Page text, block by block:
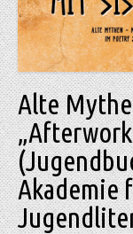
Alte
Akademie